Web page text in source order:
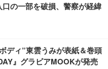
の一部を破損、警察が経緯
ディ”東雲うみが表紙＆巻頭
』グラビアMOOKが発売